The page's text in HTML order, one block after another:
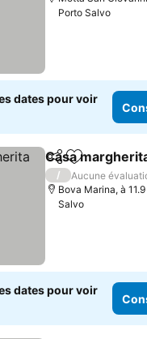
Porto Salvo
dates pour voir
PartagerAjouter à
Casa
/
Aucune
Bova Marina, à
Salvo
dates pour voir